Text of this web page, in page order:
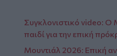
Συγκλονιστικό video: Ο
παιδί για την επική
Μουντιάλ 2026: Επική